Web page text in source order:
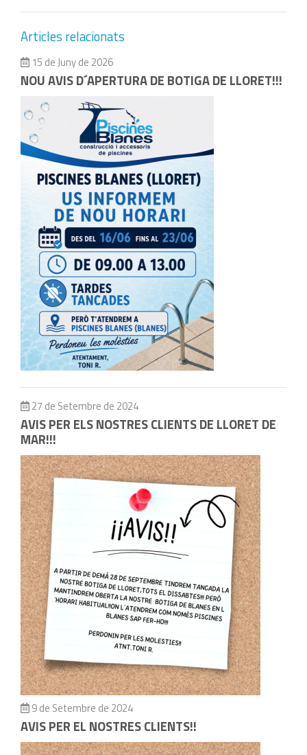
Articles relacionats
15 de Juny de 2026
NOU AVIS D´APERTURA DE BOTIGA DE LLORET!!!
27 de Setembre de 2024
AVIS PER ELS NOSTRES CLIENTS DE LLORET DE
MAR!!!
9 de Setembre de 2024
AVIS PER EL NOSTRES CLIENTS!!